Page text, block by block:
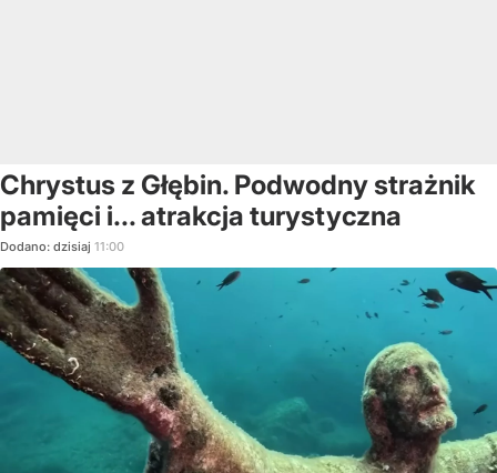
Chrystus z Głębin. Podwodny strażnik
pamięci i... atrakcja turystyczna
Dodano: dzisiaj 11:00